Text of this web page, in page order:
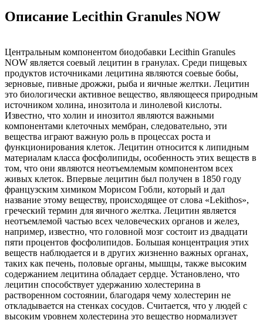
Описание Lecithin Granules NOW
Центральным компонентом биодобавки Lecithin Granules
NOW является соевый лецитин в гранулах. Среди пищевых
продуктов источниками лецитина являются соевые бобы,
зерновые, пивные дрожжи, рыба и яичные желтки. Лецитин
это биологически активное вещество, являющееся природным
источником холина, инозитола и линолевой кислоты.
Известно, что холин и инозитол являются важными
компонентами клеточных мембран, следовательно, эти
вещества играют важную роль в процессах роста и
функционирования клеток. Лецитин относится к липидным
материалам класса фосфолипиды, особенность этих веществ в
том, что они являются неотъемлемым компонентом всех
живых клеток. Впервые лецитин был получен в 1850 году
французским химиком Морисом Гобли, который и дал
название этому веществу, происходящее от слова «Lekithos»,
греческий термин для яичного желтка. Лецитин является
неотъемлемой частью всех человеческих органов и желез,
например, известно, что головной мозг состоит из двадцати
пяти процентов фосфолипидов. Большая концентрация этих
веществ наблюдается и в других жизненно важных органах,
таких как печень, половые органы, мышцы, также высоким
содержанием лецитина обладает сердце. Установлено, что
лецитин способствует удержанию холестерина в
растворенном состоянии, благодаря чему холестерин не
откладывается на стенках сосудов. Считается, что у людей с
высоким уровнем холестерина это вещество нормализует